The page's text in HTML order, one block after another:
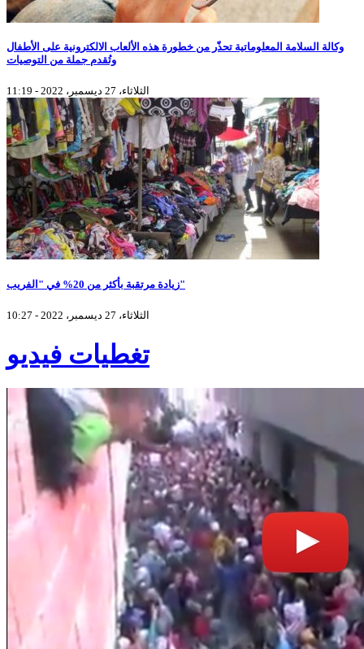
وكالة السلامة المعلوماتية تحذّر من خطورة هذه الألعاب الالكترونية على الأطفال
وتُقدم جملة من التوصيات
الثلاثاء، 27 ديسمبر، 2022 - 11:19
زيادة مرتقبة بأكثر من 20% في "الفريب"
الثلاثاء، 27 ديسمبر، 2022 - 10:27
تغطيات فيديو